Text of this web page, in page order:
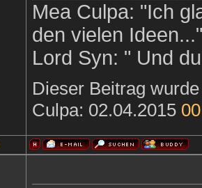
Mea Culpa: "Ich
den vielen Ideen..."
Lord Syn: " Und
Dieser Beitrag
Culpa: 02.04.2015